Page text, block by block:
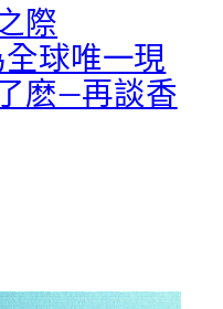
際
球唯一現
麽—再談香